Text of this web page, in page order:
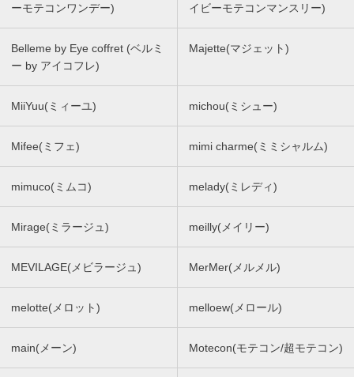
ーモテコンワンデー)
イビーモテコンマンスリー)
Belleme by Eye coffret (ベルミ
ー by アイコフレ)
Majette(マジェット)
MiiYuu(ミィーユ) michou(ミシュー)
Mifee(ミフェ) mimi charme(ミミシャルム)
mimuco(ミムコ) melady(ミレディ)
Mirage(ミラージュ) meilly(メイリー)
MEVILAGE(メビラージュ) MerMer(メルメル)
melotte(メロット) melloew(メロール)
main(メーン) Motecon(モテコン/超モテコン)